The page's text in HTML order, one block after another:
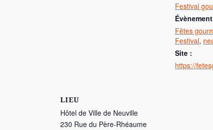
Festival
Fêtes
Festival,
Site :
https://
LIEU
Hôtel de Ville de Neuville
230 Rue du Père-Rhéaume